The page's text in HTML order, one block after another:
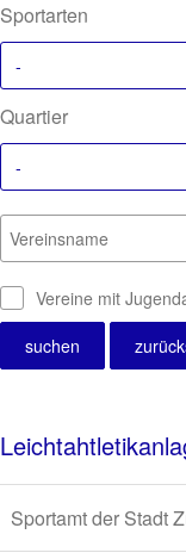
Sportarten
-
Quartier
-
Vereinsname
Vereine mit
Sportamt der Stadt